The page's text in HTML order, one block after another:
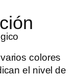
colores
el nivel de